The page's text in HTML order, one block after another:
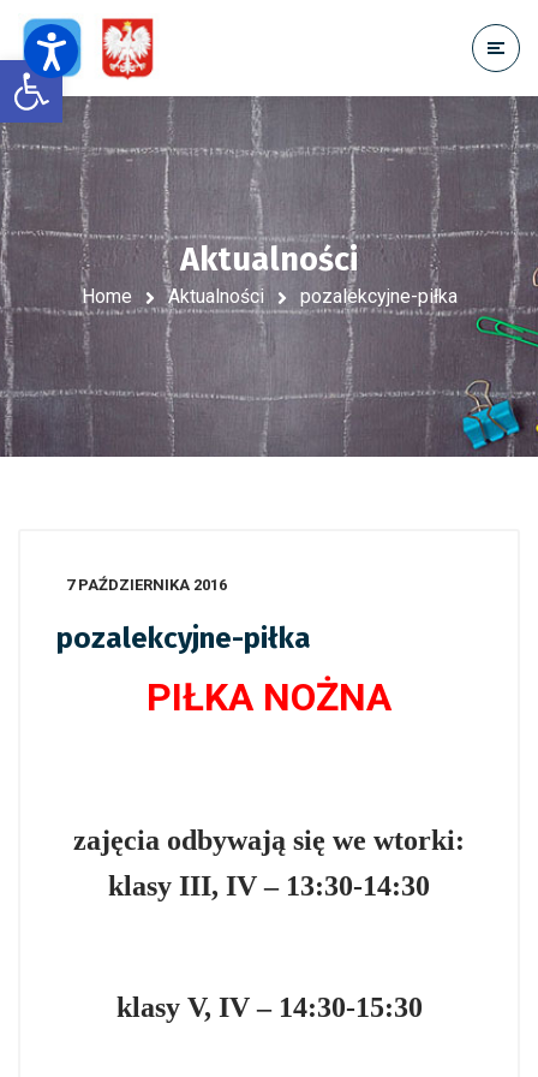
Open toolbar
Aktualności
Home Aktualności pozalekcyjne-piłka
7 PAŹDZIERNIKA 2016
pozalekcyjne-piłka
PIŁKA NOŻNA
zajęcia odbywają się we wtorki:
klasy III, IV – 13:30-14:30
klasy V, IV – 14:30-15:30